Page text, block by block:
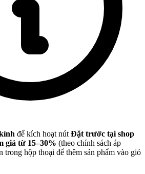
để kích hoạt nút Đặt trước tại shop
giá từ 15–30% (theo chính sách áp
hộp thoại để thêm sản phẩm vào giỏ